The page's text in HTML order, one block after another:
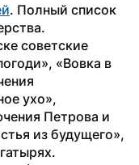
советские
«Вовка в
ухо»,
Петрова и
из будущего»,